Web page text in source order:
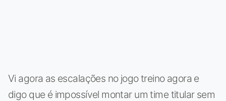
Vi agora as escalações no jogo treino agora e
digo que é impossível montar um time titular sem